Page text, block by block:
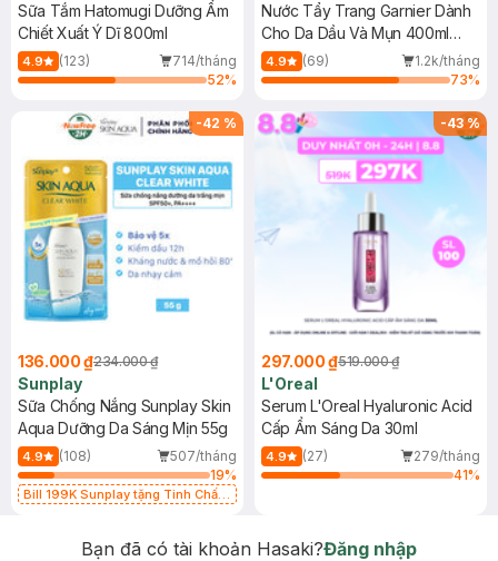
Sữa Tắm Hatomugi Dưỡng Ẩm
Chiết Xuất Ý Dĩ 800ml
4.9 (123)
714/tháng
52%
Nước Tẩy Trang Garnier Dành
Cho Da Dầu Và Mụn 400ml
(Mới)
4.9 (69)
1.2k/tháng
73%
-42 %
136.000 ₫234.000 ₫
Sunplay
Sữa Chống Nắng Sunplay Skin
Aqua Dưỡng Da Sáng Mịn 55g
4.9 (108)
507/tháng
19%
Bill 199K Sunplay tặng Tinh Chất
-43%
297.000 ₫519.000 ₫
L'Oreal
Serum L'Oreal Hyaluronic Acid
Cấp Ẩm Sáng Da 30ml
4.9 (27)
279/tháng
41%
Bạn đã có tài khoản Hasaki?Đăng nhập